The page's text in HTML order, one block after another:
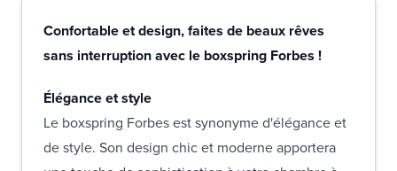
Confortable et design, faites de beaux rêves
sans interruption avec le boxspring Forbes !
Élégance et style
Le boxspring Forbes est synonyme d'élégance et
de style. Son design chic et moderne apportera